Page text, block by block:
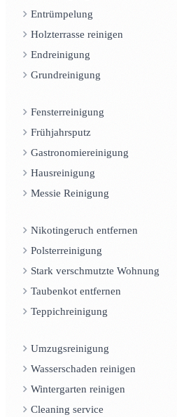
Entrümpelung
Holzterrasse reinigen
Endreinigung
Grundreinigung
Fensterreinigung
Frühjahrsputz
Gastronomiereinigung
Hausreinigung
Messie Reinigung
Nikotingeruch entfernen
Polsterreinigung
Stark verschmutzte Wohnung
Taubenkot entfernen
Teppichreinigung
Umzugsreinigung
Wasserschaden reinigen
Wintergarten reinigen
Cleaning service